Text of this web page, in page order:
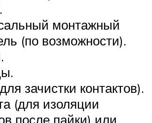
монтажный
(по возможности).
зачистки контактов).
(для изоляции
после пайки) или